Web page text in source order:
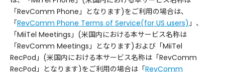
「RevComm Phone」となります)をご利用の場合は、
「RevComm Phone Terms of Service(for US users)」、
「MiiTel Meetings」(米国内における本サービス名称は
「RevComm Meetings」となります)および「MiiTel
RecPod」(米国内における本サービス名称は「RevComm
RecPod」となります)をご利用の場合は「RevComm